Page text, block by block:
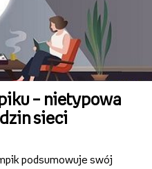
– nietypowa
sieci
podsumowuje swój